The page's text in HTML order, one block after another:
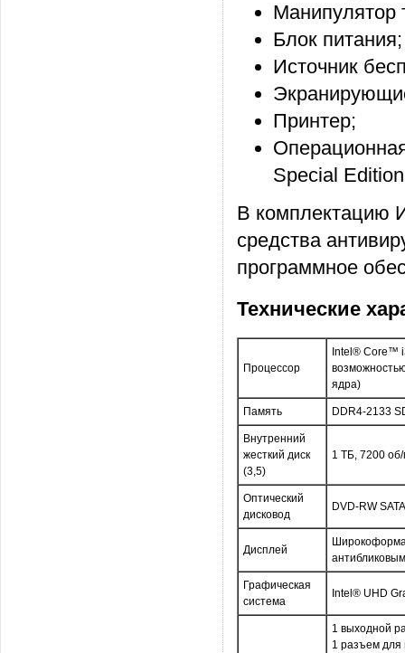
Блок питания;
Источник
Принтер;
Special
В комплектацию
средства
программное
Технические
Процессор
Intel® Core™
ядра)
Память DDR4-2133
Внутренний
жесткий диск
(3,5)
1 TБ, 7200
Оптический
дисковод
DVD-RW SATA
Дисплей
Графическая
система
Intel® UHD
1 выходной
1 разъем